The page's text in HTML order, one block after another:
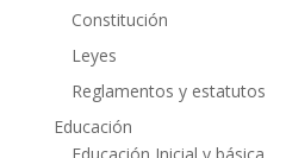
Constitución
Leyes
Reglamentos y estatutos
Educación